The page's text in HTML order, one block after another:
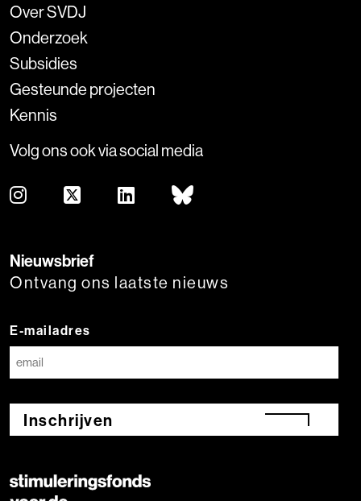
Over SVDJ
Onderzoek
Subsidies
Gesteunde projecten
Kennis
Volg ons ook via social media
Nieuwsbrief
Ontvang ons laatste nieuws
E-mailadres
Inschrijven